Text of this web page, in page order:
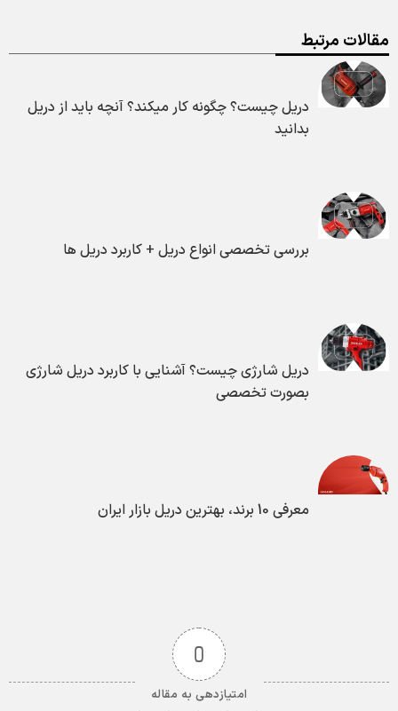
مقالات مرتبط
دریل چیست؟ چگونه کار میکند؟ آنچه باید از دریل
بدانید
بررسی تخصصی انواع دریل + کاربرد دریل ها
دریل شارژی چیست؟ آشنایی با کاربرد دریل شارژی
بصورت تخصصی
معرفی 10 برند، بهترین دریل بازار ایران
0
امتیازدهی به مقاله